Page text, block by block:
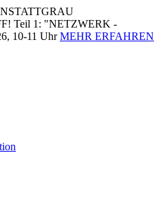
Teil 1: "NETZWERK -
10-11 UhrMEHR ERFAHREN